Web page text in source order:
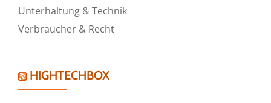
Unterhaltung & Technik
Verbraucher & Recht
HIGHTECHBOX